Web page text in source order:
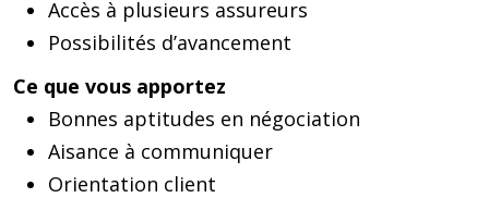
Accès à plusieurs assureurs
Possibilités d’avancement
Ce que vous apportez
Bonnes aptitudes en négociation
Aisance à communiquer
Orientation client